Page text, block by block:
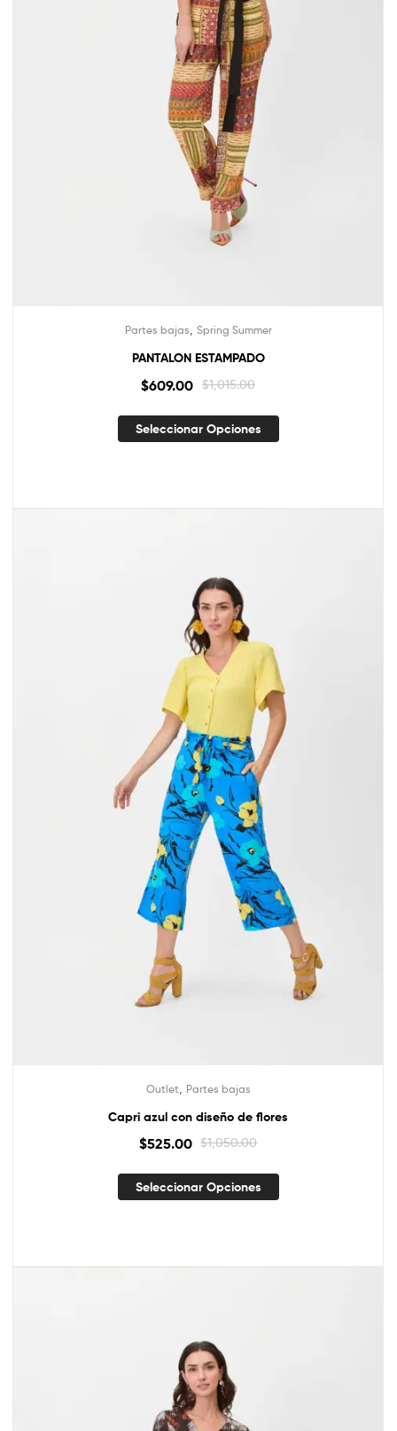
Partes bajas Spring Summer
PANTALON ESTAMPADO
$1,015.00
$609.00
Seleccionar Opciones
Outlet Partes bajas
Capri azul con diseño de flores
$1,050.00
$525.00
Seleccionar Opciones